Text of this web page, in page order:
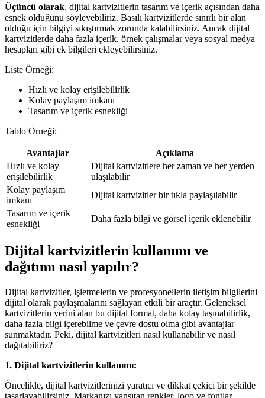
Üçüncü olarak, dijital kartvizitlerin tasarım ve içerik açısından daha
esnek olduğunu söyleyebiliriz. Basılı kartvizitlerde sınırlı bir alan
olduğu için bilgiyi sıkıştırmak zorunda kalabilirsiniz. Ancak dijital
kartvizitlerde daha fazla içerik, örnek çalışmalar veya sosyal medya
hesapları gibi ek bilgileri ekleyebilirsiniz.
Liste Örneği:
Hızlı ve kolay erişilebilirlik
Kolay paylaşım imkanı
Tasarım ve içerik esnekliği
Tablo Örneği:
Avantajlar
Açıklama
Hızlı ve kolay
erişilebilirlik
Dijital kartvizitlere her zaman ve her yerden
ulaşılabilir
Kolay paylaşım
imkanı
Dijital kartvizitler bir tıkla paylaşılabilir
Tasarım ve içerik
esnekliği
Daha fazla bilgi ve görsel içerik eklenebilir
Dijital kartvizitlerin kullanımı ve
dağıtımı nasıl yapılır?
Dijital kartvizitler, işletmelerin ve profesyonellerin iletişim bilgilerini
dijital olarak paylaşmalarını sağlayan etkili bir araçtır. Geleneksel
kartvizitlerin yerini alan bu dijital format, daha kolay taşınabilirlik,
daha fazla bilgi içerebilme ve çevre dostu olma gibi avantajlar
sunmaktadır. Peki, dijital kartvizitleri nasıl kullanabilir ve nasıl
dağıtabiliriz?
1. Dijital kartvizitlerin kullanımı:
Öncelikle, dijital kartvizitlerinizi yaratıcı ve dikkat çekici bir şekilde
tasarlayabilirsiniz. Markanızı yansıtan renkler, logo ve fontlar